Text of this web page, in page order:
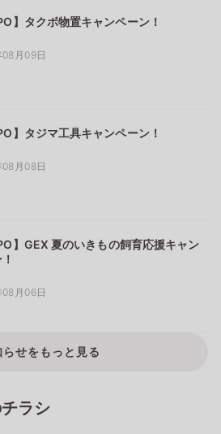
】タクボ物置キャンペーン！
月09日
】タジマ工具キャンペーン！
月08日
】GEX 夏のいきもの飼育応援キャン
月06日
らせをもっと見る
ラシ